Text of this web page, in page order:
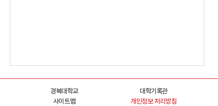
경북대학교
대학기록관
사이트맵
개인정보 처리방침